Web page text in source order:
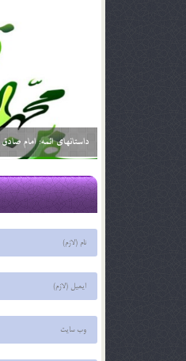
داستانهای ائمه: امام
29 اسفند 03